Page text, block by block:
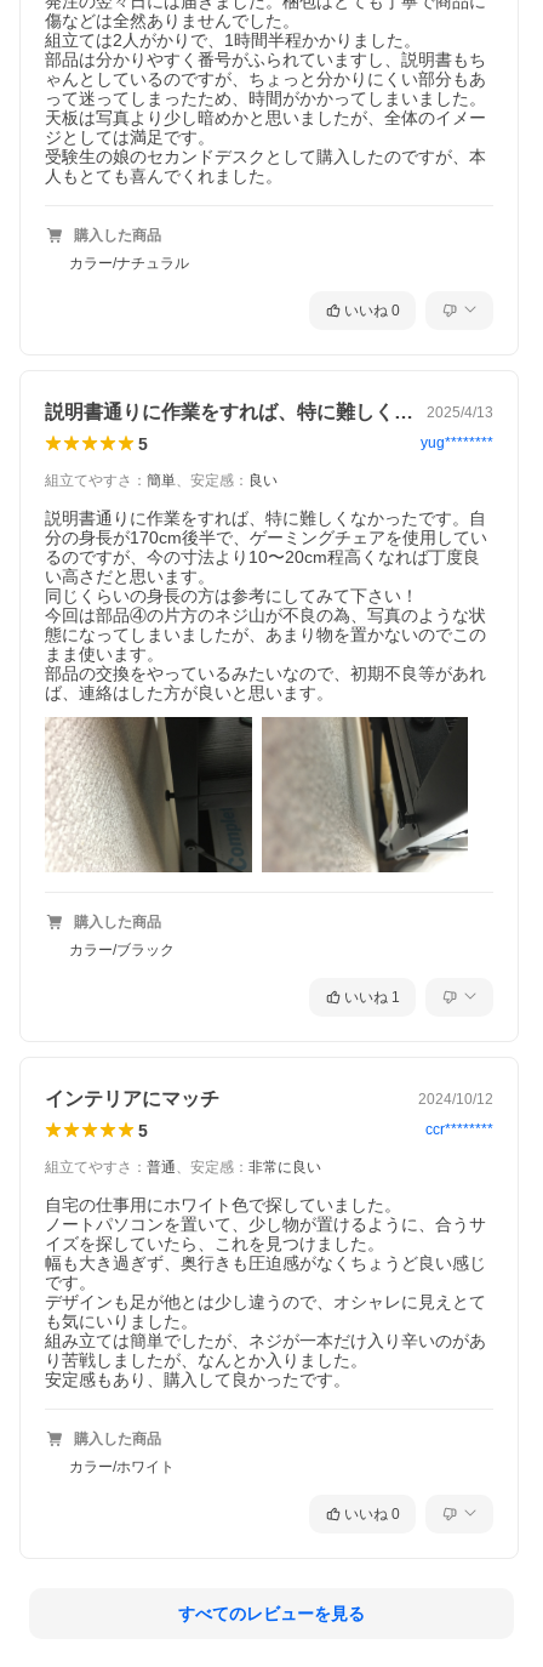
傷などは全然ありませんでした。
組立ては2人がかりで、1時間半程かかりました。
部品は分かりやすく番号がふられていますし、説明書もち
ゃんとしているのですが、ちょっと分かりにくい部分もあ
って迷ってしまったため、時間がかかってしまいました。
天板は写真より少し暗めかと思いましたが、全体のイメー
ジとしては満足です。
受験生の娘のセカンドデスクとして購入したのですが、本
人もとても喜んでくれました。
購入した商品
カラー/ナチュラル
いいね 0
説明書通りに作業をすれば、特に難しくな… 2025/4/13
5 yug********
組立てやすさ ： 簡単、 安定感 ： 良い
説明書通りに作業をすれば、特に難しくなかったです。自
分の身長が170cm後半で、ゲーミングチェアを使用してい
るのですが、今の寸法より10〜20cm程高くなれば丁度良
い高さだと思います。
同じくらいの身長の方は参考にしてみて下さい！
今回は部品④の片方のネジ山が不良の為、写真のような状
態になってしまいましたが、あまり物を置かないのでこの
まま使います。
部品の交換をやっているみたいなので、初期不良等があれ
ば、連絡はした方が良いと思います。
購入した商品
カラー/ブラック
いいね 1
インテリアにマッチ 2024/10/12
5 ccr********
組立てやすさ ： 普通、 安定感 ： 非常に良い
自宅の仕事用にホワイト色で探していました。
ノートパソコンを置いて、少し物が置けるように、合うサ
イズを探していたら、これを見つけました。
幅も大き過ぎず、奥行きも圧迫感がなくちょうど良い感じ
です。
デザインも足が他とは少し違うので、オシャレに見えとて
も気にいりました。
組み立ては簡単でしたが、ネジが一本だけ入り辛いのがあ
り苦戦しましたが、なんとか入りました。
安定感もあり、購入して良かったです。
購入した商品
カラー/ホワイト
いいね 0
すべてのレビューを見る